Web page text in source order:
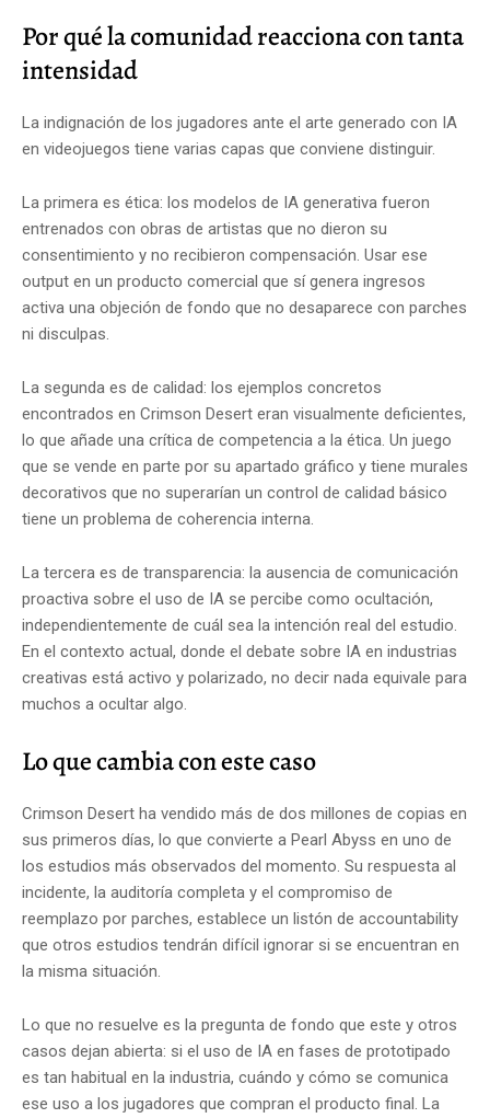
Por qué la comunidad reacciona con tanta
intensidad
La indignación de los jugadores ante el arte generado con IA
en videojuegos tiene varias capas que conviene distinguir.
La primera es ética: los modelos de IA generativa fueron
entrenados con obras de artistas que no dieron su
consentimiento y no recibieron compensación. Usar ese
output en un producto comercial que sí genera ingresos
activa una objeción de fondo que no desaparece con parches
ni disculpas.
La segunda es de calidad: los ejemplos concretos
encontrados en Crimson Desert eran visualmente deficientes,
lo que añade una crítica de competencia a la ética. Un juego
que se vende en parte por su apartado gráfico y tiene murales
decorativos que no superarían un control de calidad básico
tiene un problema de coherencia interna.
La tercera es de transparencia: la ausencia de comunicación
proactiva sobre el uso de IA se percibe como ocultación,
independientemente de cuál sea la intención real del estudio.
En el contexto actual, donde el debate sobre IA en industrias
creativas está activo y polarizado, no decir nada equivale para
muchos a ocultar algo.
Lo que cambia con este caso
Crimson Desert ha vendido más de dos millones de copias en
sus primeros días, lo que convierte a Pearl Abyss en uno de
los estudios más observados del momento. Su respuesta al
incidente, la auditoría completa y el compromiso de
reemplazo por parches, establece un listón de accountability
que otros estudios tendrán difícil ignorar si se encuentran en
la misma situación.
Lo que no resuelve es la pregunta de fondo que este y otros
casos dejan abierta: si el uso de IA en fases de prototipado
es tan habitual en la industria, cuándo y cómo se comunica
ese uso a los jugadores que compran el producto final. La